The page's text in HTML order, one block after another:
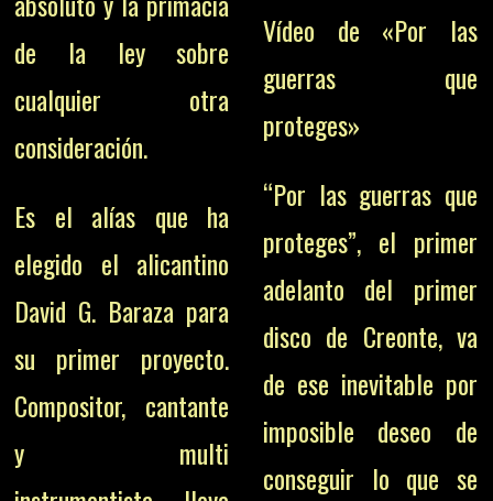
de la ley sobre
cualquier otra
consideración.
Es el alías que ha
elegido el alicantino
David G. Baraza para
su primer proyecto.
Compositor, cantante
y multi
Vídeo de «Por las
guerras que
proteges»
“Por las guerras que
proteges”, el primer
adelanto del primer
disco de Creonte, va
de ese inevitable por
imposible deseo de
conseguir lo que se